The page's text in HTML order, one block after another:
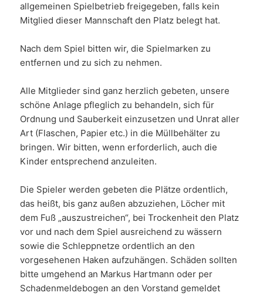
allgemeinen Spielbetrieb freigegeben, falls kein
Mitglied dieser Mannschaft den Platz belegt hat.
Nach dem Spiel bitten wir, die Spielmarken zu
entfernen und zu sich zu nehmen.
Alle Mitglieder sind ganz herzlich gebeten, unsere
schöne Anlage pfleglich zu behandeln, sich für
Ordnung und Sauberkeit einzusetzen und Unrat aller
Art (Flaschen, Papier etc.) in die Müllbehälter zu
bringen. Wir bitten, wenn erforderlich, auch die
Kinder entsprechend anzuleiten.
Die Spieler werden gebeten die Plätze ordentlich,
das heißt, bis ganz außen abzuziehen, Löcher mit
dem Fuß „auszustreichen“, bei Trockenheit den Platz
vor und nach dem Spiel ausreichend zu wässern
sowie die Schleppnetze ordentlich an den
vorgesehenen Haken aufzuhängen. Schäden sollten
bitte umgehend an Markus Hartmann oder per
Schadenmeldebogen an den Vorstand gemeldet